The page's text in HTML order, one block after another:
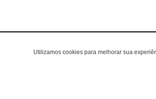
Utilizamos cookies para melhorar sua